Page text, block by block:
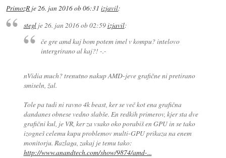
PrimozR je26. jan 2016 ob 06:31 izjavil:
steglje 26. jan 2016 ob 02:59izjavil:
če gre amd kaj bom potem imel v kompu? intelovo
intergrirano al kaj?! -.-
nVidia much? trenutno nakup AMD-jeve grafične ni pretirano
smiseln, žal.
Tole pa tudi ni ravno 4k beast, ker se več kot ena grafična
dandanes obnese vedno slabše. En redkih primerov, kjer sta dve
grafični kul, je VR, ker za vsako oko porabiš en GPU in se tako
izogneš celemu kupu problemov multi-GPU prikaza na enem
monitorju. Razlaga, zakaj je temu tako:
http://www.anandtech.com/show/9874/amd-...